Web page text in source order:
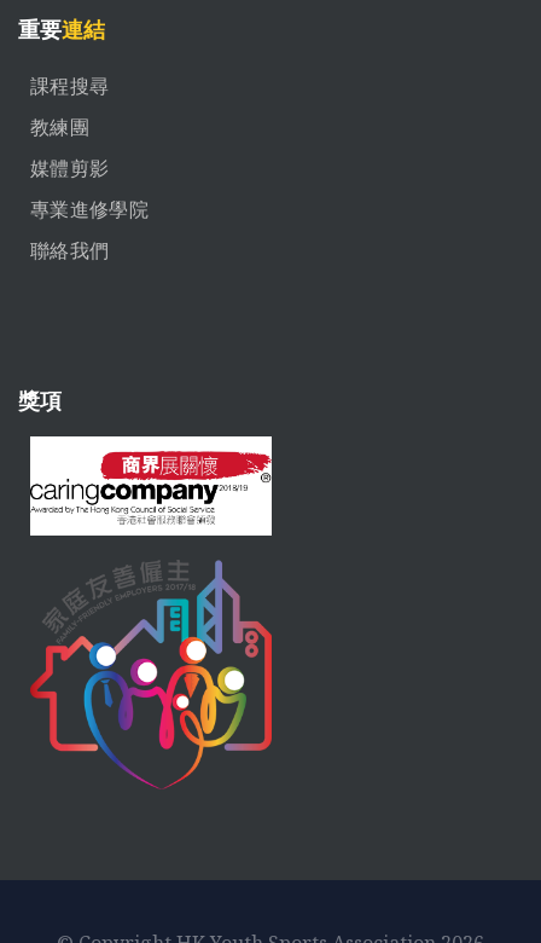
重要連結
課程搜尋
教練團
媒體剪影
專業進修學院
聯絡我們
獎項